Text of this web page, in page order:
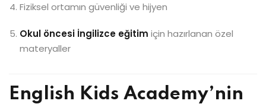
Fiziksel ortamın güvenliği ve hijyen
Okul öncesi İngilizce eğitim için hazırlanan özel
materyaller
English Kids Academy’nin